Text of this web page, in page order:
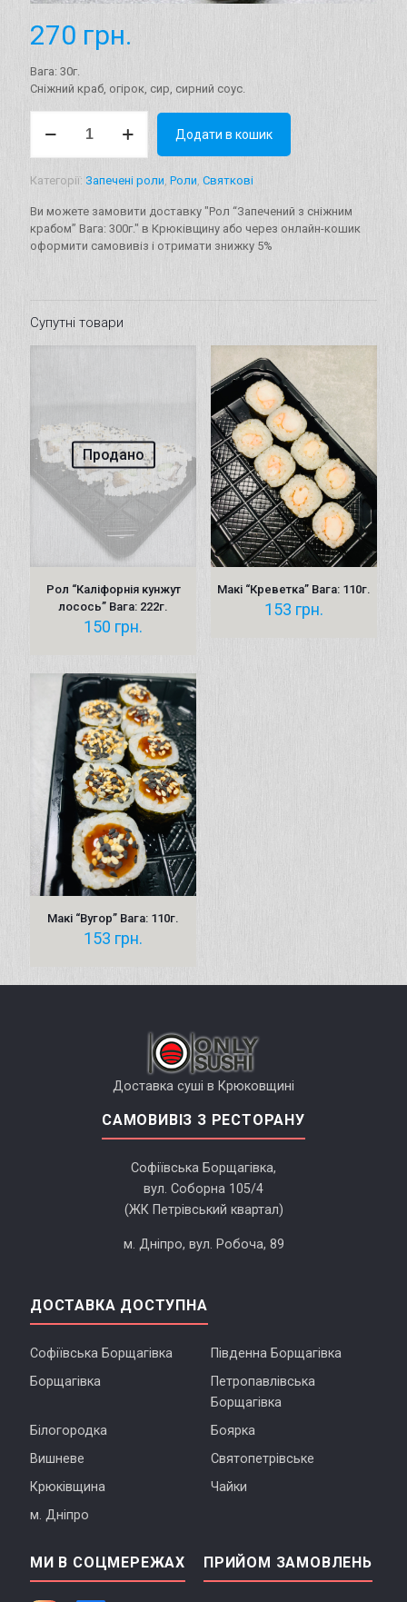
270 грн.
Вага: 30г.
Сніжний краб, огірок, сир, сирний соус.
"Запечений
крабом"
Вага:
300г.
кількість
Додати в кошик
Категорії: Запечені роли Роли Святкові
Ви можете замовити доставку "Рол “Запечений з сніжним
крабом” Вага: 300г." в Крюківщину або через онлайн-кошик
оформити самовивіз і отримати знижку 5%
Супутні товари
Продано
Рол “Каліфорнія кунжут
лосось” Вага: 222г.
150 грн.
Макі “Креветка” Вага: 110г.
153 грн.
Макі “Вугор” Вага: 110г.
153 грн.
Доставка суші в Крюковщині
САМОВИВІЗ З РЕСТОРАНУ
Софіївська Борщагівка,
вул. Соборна 105/4
(ЖК Петрівський квартал)
м. Дніпро, вул. Робоча, 89
ДОСТАВКА ДОСТУПНА
Софіївська Борщагівка
Південна Борщагівка
Борщагівка
Петропавлівська
Борщагівка
Білогородка
Боярка
Вишневе
Святопетрівське
Крюківщина
Чайки
м. Дніпро
МИ В СОЦМЕРЕЖАХ ПРИЙОМ ЗАМОВЛЕНЬ